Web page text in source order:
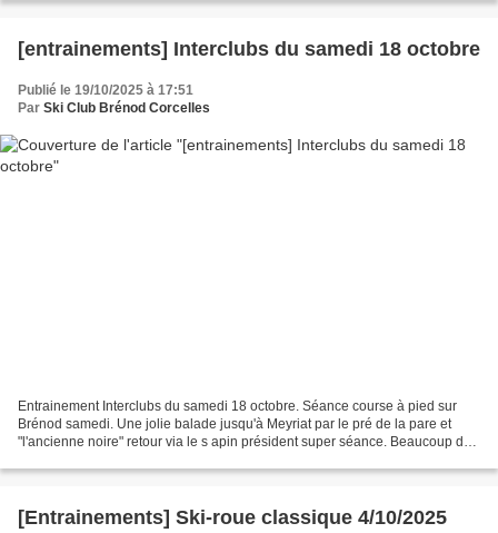
[entrainements] Interclubs du samedi 18 octobre
Publié le 19/10/2025 à 17:51
Par Ski Club Brénod Corcelles
Entrainement Interclubs du samedi 18 octobre. Séance course à pied sur
Brénod samedi. Une jolie balade jusqu'à Meyriat par le pré de la pare et
"l'ancienne noire" retour via le s apin président super séance. Beaucoup de
[Entrainements] Ski-roue classique 4/10/2025